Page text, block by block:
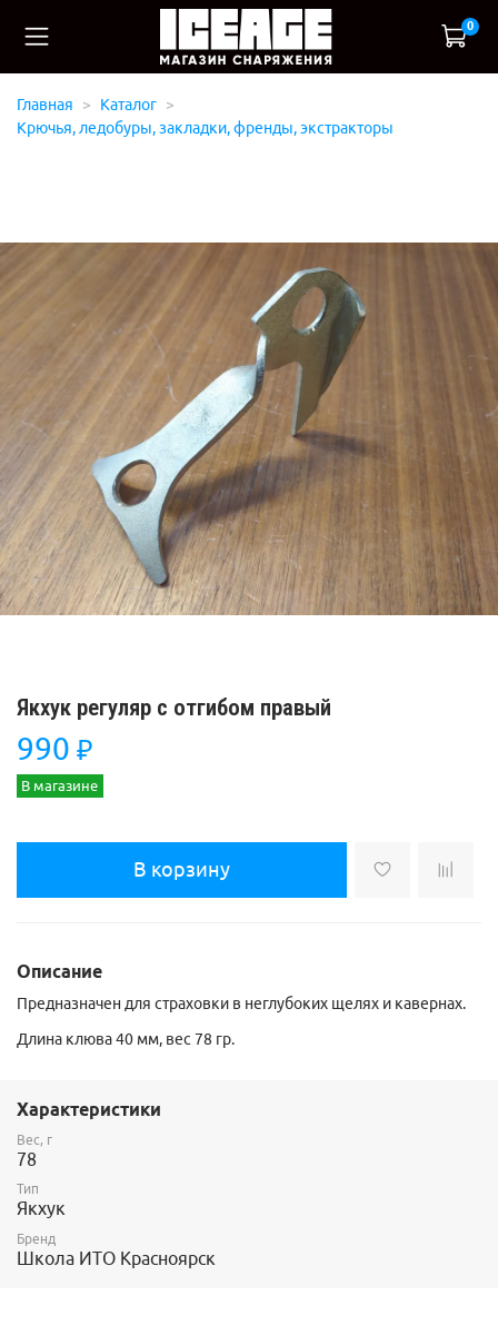
0
Главная
Каталог
Крючья, ледобуры, закладки, френды, экстракторы
Якхук регуляр с отгибом правый
990 ₽
В магазине
В корзину
Описание
Предназначен для страховки в неглубоких щелях и кавернах.
Длина клюва 40 мм, вес 78 гр.
Характеристики
Вес, г
78
Тип
Якхук
Бренд
Школа ИТО Красноярск